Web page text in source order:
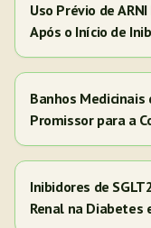
Uso Prévio de
Após o Início de
Banhos Medicinais
Promissor para a
Inibidores de
Renal na Diabetes